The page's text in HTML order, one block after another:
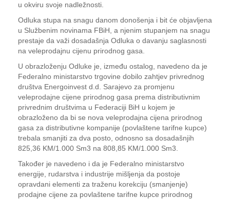
u okviru svoje nadležnosti.
Odluka stupa na snagu danom donošenja i bit će objavljena
u Službenim novinama FBiH, a njenim stupanjem na snagu
prestaje da važi dosadašnja Odluka o davanju saglasnosti
na veleprodajnu cijenu prirodnog gasa.
U obrazloženju Odluke je, između ostalog, navedeno da je
Federalno ministarstvo trgovine dobilo zahtjev privrednog
društva Energoinvest d.d. Sarajevo za promjenu
veleprodajne cijene prirodnog gasa prema distributivnim
privrednim društvima u Federaciji BiH u kojem je
obrazloženo da bi se nova veleprodajna cijena prirodnog
gasa za distributivne kompanije (povlaštene tarifne kupce)
trebala smanjiti za dva posto, odnosno sa dosadašnjih
825,36 KM/1.000 Sm3 na 808,85 KM/1.000 Sm3.
Također je navedeno i da je Federalno ministarstvo
energije, rudarstva i industrije mišljenja da postoje
opravdani elementi za traženu korekciju (smanjenje)
prodajne cijene za povlaštene tarifne kupce prirodnog